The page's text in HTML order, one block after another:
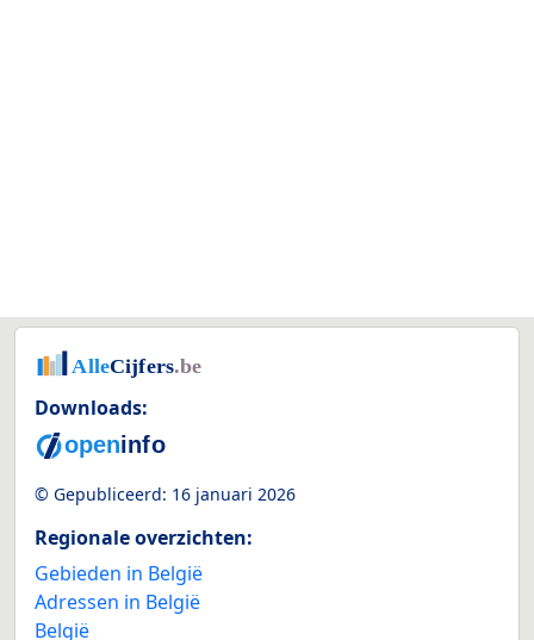
Downloads:
© Gepubliceerd: 16 januari 2026
Regionale overzichten:
Gebieden in België
Adressen in België
België